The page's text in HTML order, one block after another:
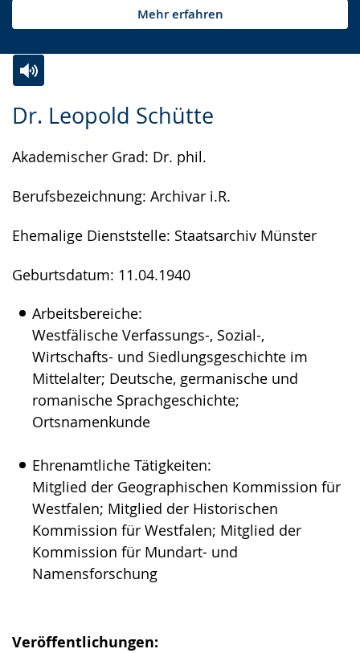
Mehr erfahren
Dr. Leopold Schütte
Akademischer Grad: Dr. phil.
Berufsbezeichnung: Archivar i.R.
Ehemalige Dienststelle: Staatsarchiv Münster
Geburtsdatum: 11.04.1940
Arbeitsbereiche:
Westfälische Verfassungs-, Sozial-,
Wirtschafts- und Siedlungsgeschichte im
Mittelalter; Deutsche, germanische und
romanische Sprachgeschichte;
Ortsnamenkunde
Ehrenamtliche Tätigkeiten:
Mitglied der Geographischen Kommission für
Westfalen; Mitglied der Historischen
Kommission für Westfalen; Mitglied der
Kommission für Mundart- und
Namensforschung
Veröffentlichungen:
Leichten
wechseln.
Audio-
Video
Deutscher
Gebärdensprache
angezeigt.